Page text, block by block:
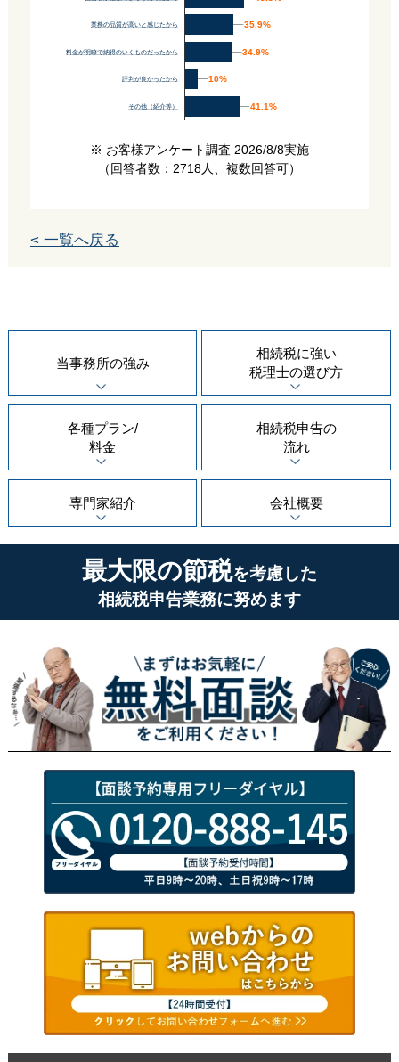
業務の品質が高いと感じたから
料金が明瞭で納得のいくものだったから
評判が良かったから
その他（紹介等）
35.9%
35.9%
34.9%
34.9%
10%
10%
41.1%
41.1%
※ お客様アンケート調査 2026/8/8実施
（回答者数：2718人、複数回答可）
< 一覧へ戻る
当事務所の強み
相続税に強い
税理士の選び方
各種プラン/
料金
相続税申告の
流れ
専門家紹介 会社概要
最大限の節税を考慮した
相続税申告業務に努めます